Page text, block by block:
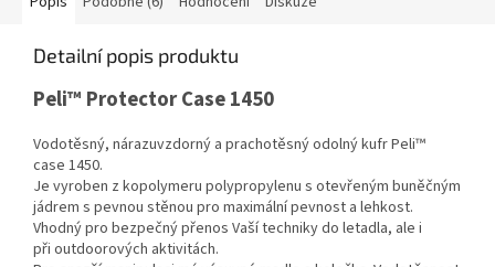
Detailní popis produktu
Peli™ Protector Case 1450
Vodotěsný, nárazuvzdorný a prachotěsný odolný kufr Peli™
case 1450.
Je vyroben z kopolymeru polypropylenu s otevřeným buněčným
jádrem s pevnou stěnou pro maximální pevnost a lehkost.
Vhodný pro bezpečný přenos Vaší techniky do letadla, ale i
při outdoorových aktivitách.